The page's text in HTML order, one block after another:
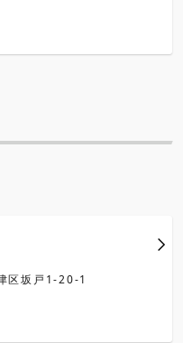
区坂戸1-20-1